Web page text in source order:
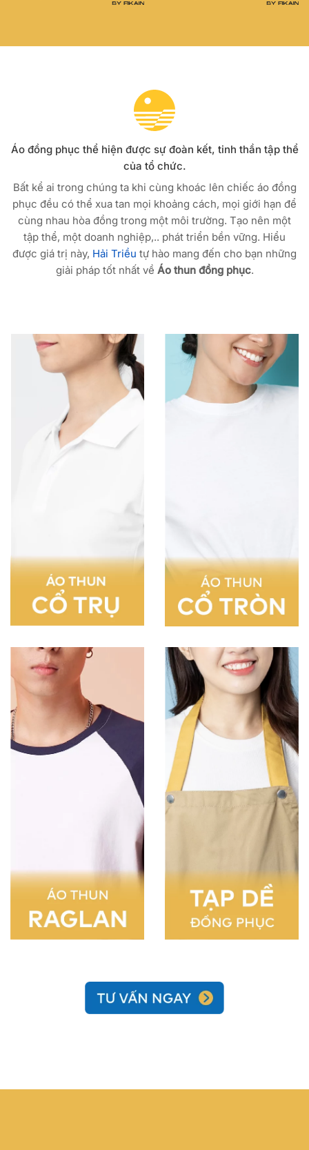
Áo đồng phục thể hiện được sự đoàn kết, tinh thần tập thể
của tổ chức.
Bất kể ai trong chúng ta khi cùng khoác lên chiếc áo đồng
phục đều có thể xua tan mọi khoảng cách, mọi giới hạn để
cùng nhau hòa đồng trong một môi trường. Tạo nên một
tập thể, một doanh nghiệp,.. phát triển bền vững. Hiểu
được giá trị này, Hải Triều tự hào mang đến cho bạn những
giải pháp tốt nhất về Áo thun đồng phục.